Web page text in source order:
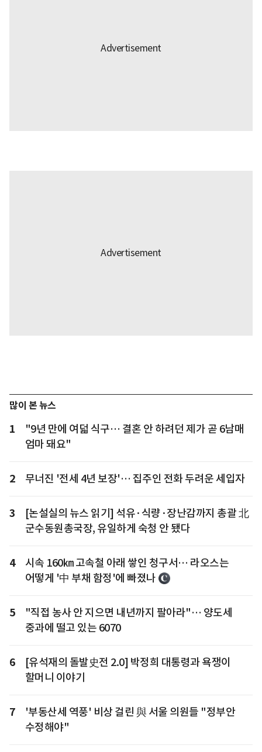
많이 본 뉴스
1
"9년 만에 여덟 식구… 결혼 안 하려던 제가 곧 6남매
엄마 돼요"
2 무너진 '전세 4년 보장'… 집주인 전화 두려운 세입자
3
[논설실의 뉴스 읽기] 석유·식량·장난감까지 총괄 北
군수동원총국장, 유일하게 숙청 안 됐다
4
시속 160㎞ 고속철 아래 쌓인 청구서… 라오스는
어떻게 '中 부채 함정'에 빠졌나
5
"직접 농사 안 지으면 내년까지 팔아라"… 양도세
중과에 떨고 있는 6070
6
[유석재의 돌발史전 2.0] 박정희 대통령과 욕쟁이
할머니 이야기
7
'부동산세 역풍' 비상 걸린 與 서울 의원들 "정부안
수정해야"